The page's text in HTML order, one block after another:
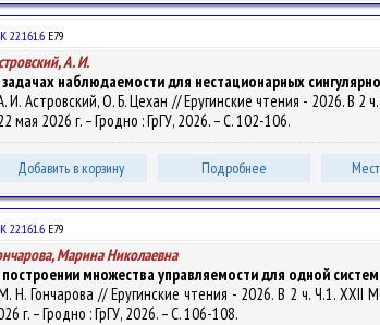
22.161.6 Е79
А. И.
наблюдаемости для нестационарных
И. Астровский, О. Б. Цехан // Еругинские чтения - 2026. В
мая 2026 г. – Гродно : ГрГУ, 2026. – С. 102-106.
Добавить в корзину Подробнее
22.161.6 Е79
Марина Николаевна
множества управляемости для одной
Н. Гончарова // Еругинские чтения - 2026. В 2 ч. Ч.1.
г. – Гродно : ГрГУ, 2026. – С. 106-108.